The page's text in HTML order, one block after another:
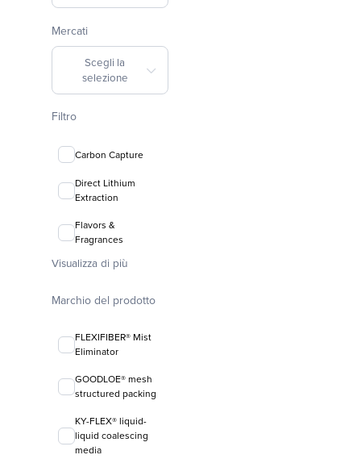
Mercati
Scegli la
selezione
Filtro
Carbon Capture
Direct Lithium
Extraction
Flavors &
Fragrances
Visualizza di più
Marchio del prodotto
FLEXIFIBER® Mist
Eliminator
GOODLOE® mesh
structured packing
KY-FLEX® liquid-
liquid coalescing
media